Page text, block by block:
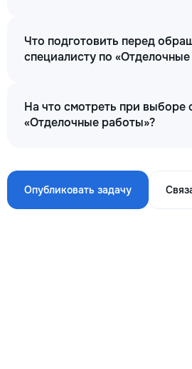
Что подготовить перед
специалисту по
На что смотреть при выборе
«Отделочные работы»?
Опубликовать задачу